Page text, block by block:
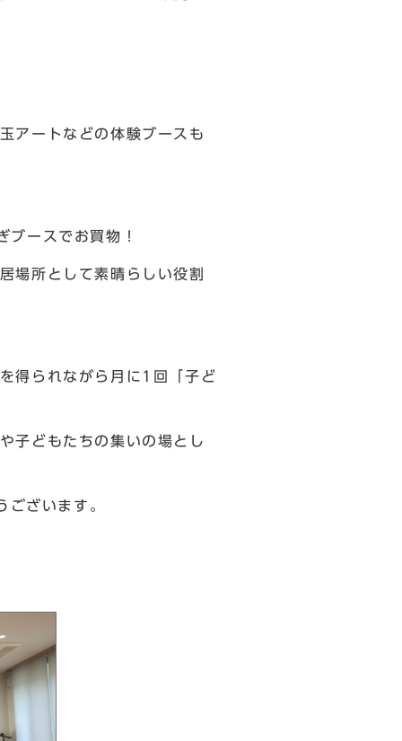
アートなどの体験ブースも
ースでお買物！
場所として素晴らしい役割
得られながら月に1回「子ど
子どもたちの集いの場とし
ざいます。